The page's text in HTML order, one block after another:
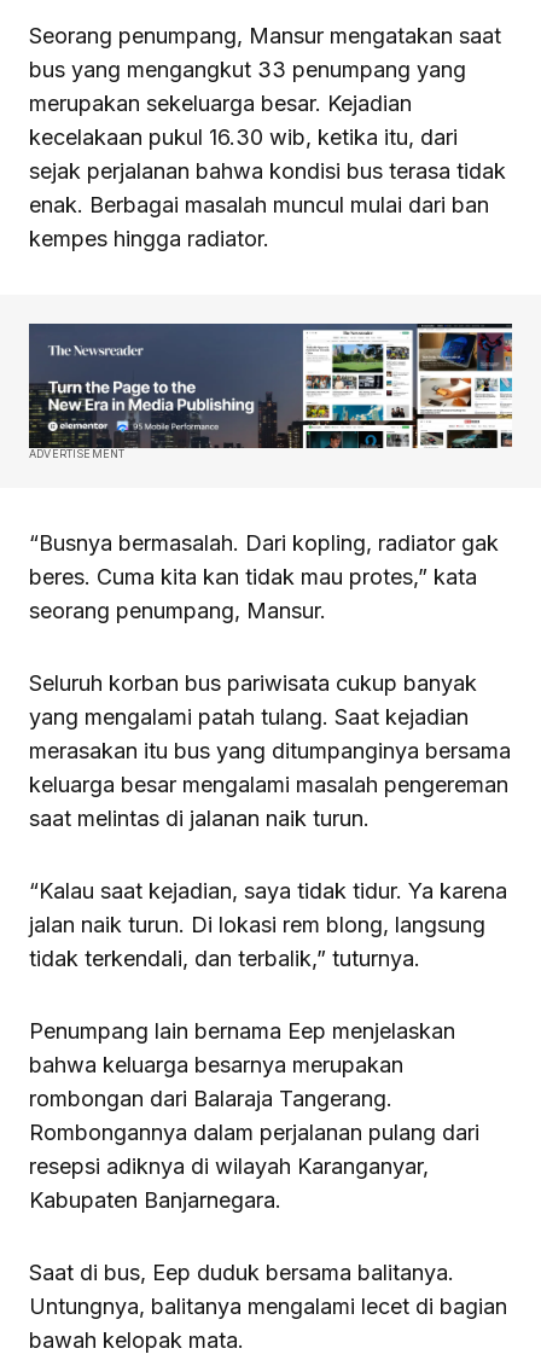
Seorang penumpang, Mansur mengatakan saat
bus yang mengangkut 33 penumpang yang
merupakan sekeluarga besar. Kejadian
kecelakaan pukul 16.30 wib, ketika itu, dari
sejak perjalanan bahwa kondisi bus terasa tidak
enak. Berbagai masalah muncul mulai dari ban
kempes hingga radiator.
ADVERTISEMENT
“Busnya bermasalah. Dari kopling, radiator gak
beres. Cuma kita kan tidak mau protes,” kata
seorang penumpang, Mansur.
Seluruh korban bus pariwisata cukup banyak
yang mengalami patah tulang. Saat kejadian
merasakan itu bus yang ditumpanginya bersama
keluarga besar mengalami masalah pengereman
saat melintas di jalanan naik turun.
“Kalau saat kejadian, saya tidak tidur. Ya karena
jalan naik turun. Di lokasi rem blong, langsung
tidak terkendali, dan terbalik,” tuturnya.
Penumpang lain bernama Eep menjelaskan
bahwa keluarga besarnya merupakan
rombongan dari Balaraja Tangerang.
Rombongannya dalam perjalanan pulang dari
resepsi adiknya di wilayah Karanganyar,
Kabupaten Banjarnegara.
Saat di bus, Eep duduk bersama balitanya.
Untungnya, balitanya mengalami lecet di bagian
bawah kelopak mata.